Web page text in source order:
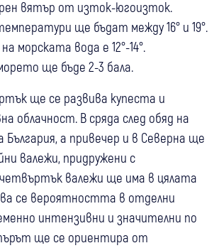
вятър от изток-югоизток.
ще бъдат между 16° и 19°.
морската вода е 12°-14°.
ще бъде 2-3 бала.
ще се развива купеста и
облачност. В сряда след обяд на
а привечер и в Северна ще
валежи, придружени с
валежи ще има в цялата
се вероятността в отделни
интензивни и значителни по
ще се ориентира от